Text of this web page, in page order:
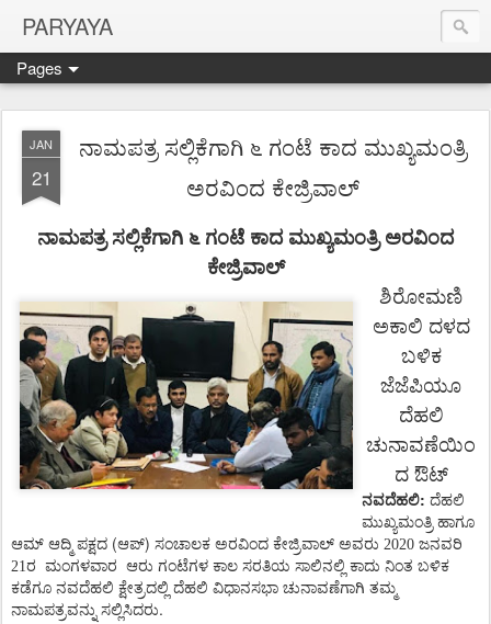
PARYAYA
Pages
JAN
21
ನಾಮಪತ್ರ ಸಲ್ಲಿಕೆಗಾಗಿ ೬ ಗಂಟೆ ಕಾದ ಮುಖ್ಯಮಂತ್ರಿ
ಅರವಿಂದ ಕೇಜ್ರಿವಾಲ್
ನಾಮಪತ್ರ ಸಲ್ಲಿಕೆಗಾಗಿ ೬ ಗಂಟೆ ಕಾದ ಮುಖ್ಯಮಂತ್ರಿ ಅರವಿಂದ
ಕೇಜ್ರಿವಾಲ್
ಶಿರೋಮಣಿ
ಅಕಾಲಿ ದಳದ
ಬಳಿಕ
ಜೆಜೆಪಿಯೂ
ದೆಹಲಿ
ಚುನಾವಣೆಯಿಂ
ದ ಔಟ್
ನವದೆಹಲಿ: ದೆಹಲಿ
ಮುಖ್ಯಮಂತ್ರಿ ಹಾಗೂ
ಆಮ್ ಆದ್ಮಿ ಪಕ್ಷದ (ಆಪ್) ಸಂಚಾಲಕ ಅರವಿಂದ ಕೇಜ್ರಿವಾಲ್ ಅವರು 2020 ಜನವರಿ
21ರ ಮಂಗಳವಾರ ಆರು ಗಂಟೆಗಳ ಕಾಲ ಸರತಿಯ ಸಾಲಿನಲ್ಲಿ ಕಾದು ನಿಂತ ಬಳಿಕ
ಕಡೆಗೂ ನವದೆಹಲಿ ಕ್ಷೇತ್ರದಲ್ಲಿ ದೆಹಲಿ ವಿಧಾನಸಭಾ ಚುನಾವಣೆಗಾಗಿ ತಮ್ಮ
ನಾಮಪತ್ರವನ್ನು ಸಲ್ಲಿಸಿದರು.